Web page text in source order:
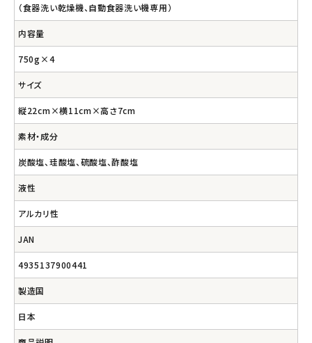
（食器洗い乾燥機、自動食器洗い機専用）
内容量
750g×4
サイズ
縦22cm×横11cm×高さ7cm
素材・成分
炭酸塩、珪酸塩、硫酸塩、酢酸塩
液性
アルカリ性
JAN
4935137900441
製造国
日本